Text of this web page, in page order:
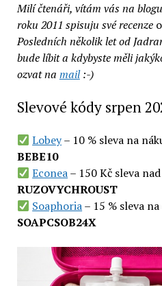
Milí čtenáři, vítám vás na
roku 2011 spisuju své recenze o
Posledních několik let od
bude líbit a kdybyste měli
ozvat na mail:-)
Slevové kódy srpen
Lobey– 10 % sleva na
BEBE10
Econea– 150 Kč sleva
RUZOVYCHROUST
Soaphoria– 15 % sleva
SOAPCSOB24X